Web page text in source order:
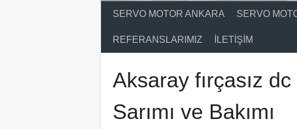
SERVO MOTOR ANKARA SERVO
REFERANSLARIMIZ İLETIŞIM
Aksaray fırçasız
Sarımı ve Bakımı